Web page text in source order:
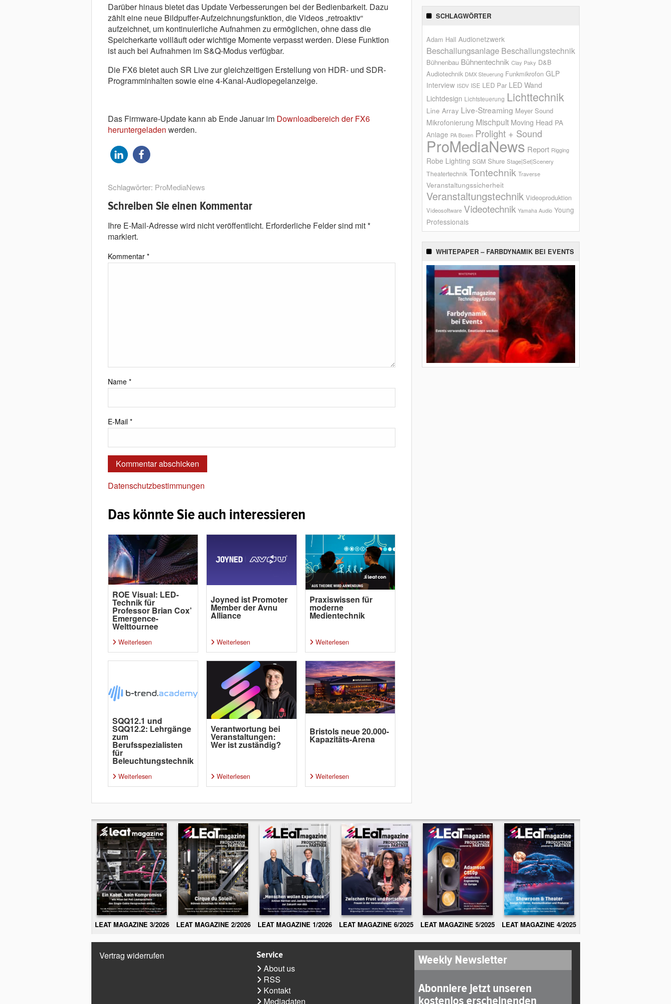
Darüber hinaus bietet das Update Verbesserungen bei der Bedienbarkeit. Dazu
zählt eine neue Bildpuffer-Aufzeichnungsfunktion, die Videos „retroaktiv“
aufzeichnet, um kontinuierliche Aufnahmen zu ermöglichen, ohne dass die
Speicherkarte vollläuft oder wichtige Momente verpasst werden. Diese Funktion
ist auch bei Aufnahmen im S&Q-Modus verfügbar.
Die FX6 bietet auch SR Live zur gleichzeitigen Erstellung von HDR- und SDR-
Programminhalten sowie eine 4-Kanal-Audiopegelanzeige.
Das Firmware-Update kann ab Ende Januar im Downloadbereich der FX6
heruntergeladen werden.
Schlagwörter: ProMediaNews
Schreiben Sie einen Kommentar
Ihre E-Mail-Adresse wird nicht veröffentlicht. Erforderliche Felder sind mit*
markiert.
Kommentar *
Name *
E-Mail *
Datenschutzbestimmungen
Das könnte Sie auch interessieren
ROE Visual: LED-
Technik für
Professor Brian Cox’
Emergence-
Welttournee
Weiterlesen
Joyned ist Promoter
Member der Avnu
Alliance
Weiterlesen
Praxiswissen für
moderne
Medientechnik
Weiterlesen
SQQ12.1 und
SQQ12.2: Lehrgänge
zum
Berufsspezialisten
für
Beleuchtungstechnik
Weiterlesen
Verantwortung bei
Veranstaltungen:
Wer ist zuständig?
Weiterlesen
Bristols neue 20.000-
Kapazitäts-Arena
Weiterlesen
SCHLAGWÖRTER
Adam Hall Audionetzwerk
Beschallungsanlage Beschallungstechnik
Bühnenbau Bühnentechnik Clay Paky D&B
Audiotechnik DMX Steuerung Funkmikrofon GLP
Interview ISDV ISE LED Par LED Wand
Lichtdesign Lichtsteuerung Lichttechnik
Line Array Live-Streaming Meyer Sound
Mikrofonierung Mischpult Moving Head PA
Anlage PA Boxen Prolight + Sound
ProMediaNews Report Rigging
Robe Lighting SGM Shure Stage|Set|Scenery
Theatertechnik Tontechnik Traverse
Veranstaltungssicherheit
Veranstaltungstechnik Videoproduktion
Videosoftware Videotechnik Yamaha Audio Young
Professionals
WHITEPAPER – FARBDYNAMIK BEI EVENTS
LEAT MAGAZINE 3/2026 LEAT MAGAZINE 2/2026 LEAT MAGAZINE 1/2026 LEAT MAGAZINE 6/2025 LEAT MAGAZINE 5/2025 LEAT MAGAZINE 4/2025
Vertrag widerrufen Service
About us
RSS
Kontakt
Mediadaten
Weekly Newsletter
Abonniere jetzt unseren
kostenlos erscheinenden